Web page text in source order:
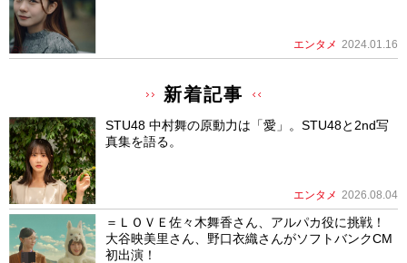
エンタメ 2024.01.16
新着記事
STU48 中村舞の原動力は「愛」。STU48と2nd写
真集を語る。
エンタメ 2026.08.04
＝ＬＯＶＥ佐々木舞香さん、アルパカ役に挑戦！
大谷映美里さん、野口衣織さんがソフトバンクCM
初出演！